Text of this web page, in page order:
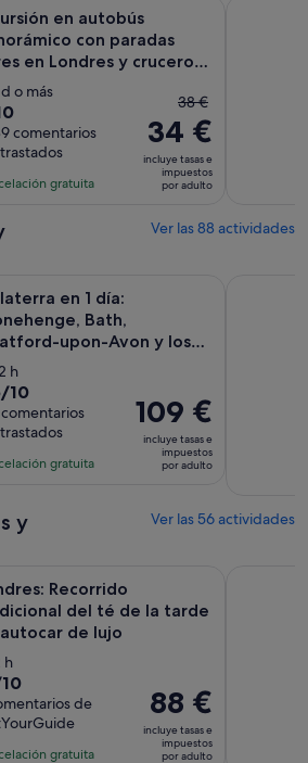
en autobús
con paradas
en Londres y crucero
d o más
comentarios
gratuita
El
precio
anterior
era
de
y
34 €
adulto
38 €
34 €
incluye tasas e
impuestos
por adulto
Ver las 88 actividades
en 1 día:
Bath,
upon-Avon y los
horas
h
10
comentarios
gratuita
El
precio
es
por
109 €
incluye tasas e
impuestos
por adulto
y
Ver las 56 actividades
Recorrido
del té de la tarde
de lujo
h
de
gratuita
El
precio
es
88 €
incluye tasas e
impuestos
por adulto